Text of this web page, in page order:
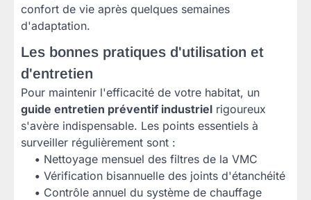
confort de vie après quelques semaines
d'adaptation.
Les bonnes pratiques d'utilisation et
d'entretien
Pour maintenir l'efficacité de votre habitat, un
guide entretien préventif industriel rigoureux
s'avère indispensable. Les points essentiels à
surveiller régulièrement sont :
• Nettoyage mensuel des filtres de la VMC
• Vérification bisannuelle des joints d'étanchéité
• Contrôle annuel du système de chauffage